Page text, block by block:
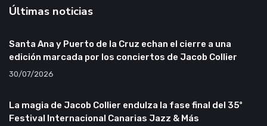
Últimas noticias
Santa Ana y Puerto de la Cruz echan el cierre a una
edición marcada por los conciertos de Jacob Collier
30/07/2026
La magia de Jacob Collier endulza la fase final del 35º
Festival Internacional Canarias Jazz & Más